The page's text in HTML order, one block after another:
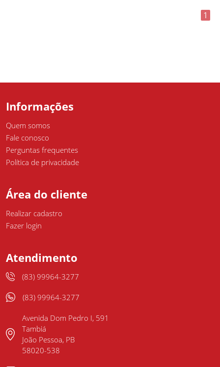
1
Informações
Quem somos
Fale conosco
Perguntas frequentes
Política de privacidade
Área do cliente
Realizar cadastro
Fazer login
Atendimento
(83) 99964-3277
(83) 99964-3277
Avenida Dom Pedro I, 591
Tambiá
João Pessoa, PB
58020-538